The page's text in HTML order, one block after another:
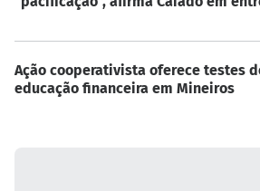
Ação cooperativista oferece testes
educação financeira em Mineiros